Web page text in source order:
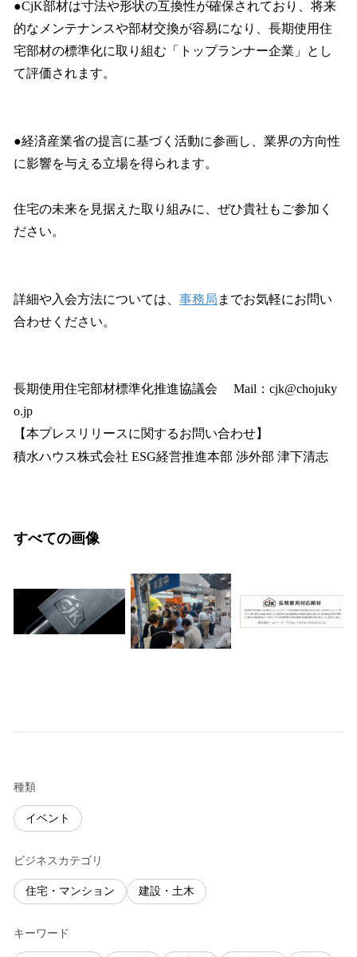
●CjK部材は寸法や形状の互換性が確保されており、将来
的なメンテナンスや部材交換が容易になり、長期使用住
宅部材の標準化に取り組む「トップランナー企業」とし
て評価されます。
●経済産業省の提言に基づく活動に参画し、業界の方向性
に影響を与える立場を得られます。
住宅の未来を見据えた取り組みに、ぜひ貴社もご参加く
ださい。
詳細や入会方法については、 事務局 までお気軽にお問い
合わせください。
長期使用住宅部材標準化推進協議会 Mail：cjk@chojuky
o.jp
【本プレスリリースに関するお問い合わせ】
積水ハウス株式会社 ESG経営推進本部 渉外部 津下清志
すべての画像
種類
イベント
ビジネスカテゴリ
住宅・マンション 建設・土木
キーワード